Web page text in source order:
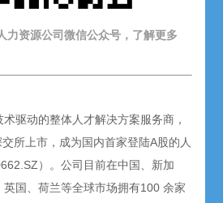
力资源公司微信公众号，了解更多
驱动的整体人才解决方案服务商，
所上市，成为国内首家登陆A股的人
）。公司目前在中国、新加
国、荷兰等全球市场拥有100 余家